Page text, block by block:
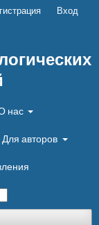
нас
Для авторов
Вход